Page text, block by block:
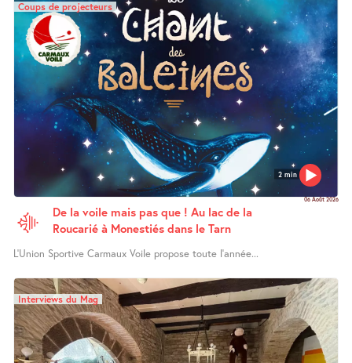
2 min
Coups de projecteurs
06 Août 2026
De la voile mais pas que ! Au lac de la
Roucarié à Monestiés dans le Tarn
L’Union Sportive Carmaux Voile propose toute l’année...
Interviews du Mag